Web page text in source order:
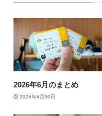
2026年6月のまとめ
2026年6月30日